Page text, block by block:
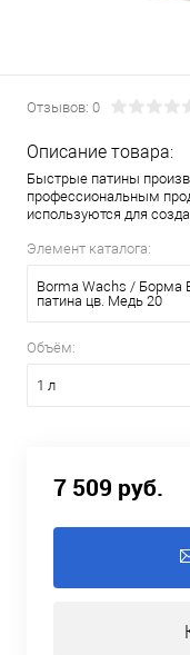
Отзывов: 0
Описание товара:
Быстрые патины
профессиональным
используются для
Элемент каталога:
Borma Wachs / Борма
патина цв. Медь 20
Объём:
1 л
7 509 руб.